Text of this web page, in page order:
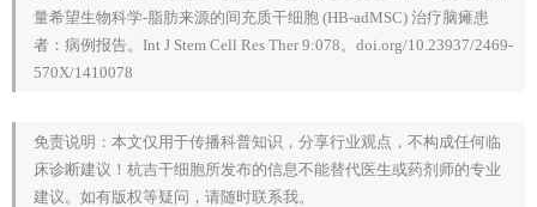
量希望生物科学-脂肪来源的间充质干细胞 (HB-adMSC) 治疗脑瘫患
者：病例报告。Int J Stem Cell Res Ther 9:078。doi.org/10.23937/2469-
570X/1410078
免责说明：本文仅用于传播科普知识，分享行业观点，不构成任何临
床诊断建议！杭吉干细胞所发布的信息不能替代医生或药剂师的专业
建议。如有版权等疑问，请随时联系我。